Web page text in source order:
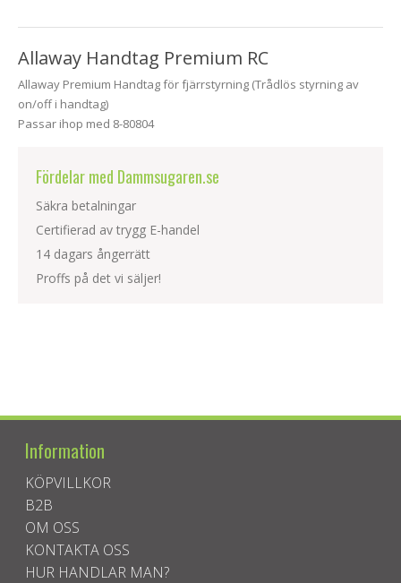
Allaway Handtag Premium RC
Allaway Premium Handtag för fjärrstyrning (Trådlös styrning av
on/off i handtag)
Passar ihop med 8-80804
Fördelar med Dammsugaren.se
Säkra betalningar
Certifierad av trygg E-handel
14 dagars ångerrätt
Proffs på det vi säljer!
Information
KÖPVILLKOR
B2B
OM OSS
KONTAKTA OSS
HUR HANDLAR MAN?